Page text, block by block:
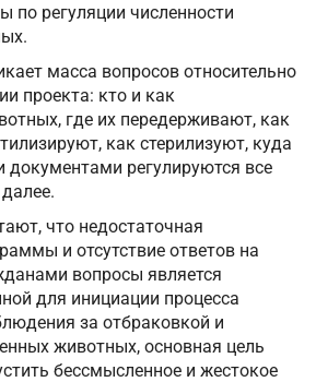
по регуляции численности
масса вопросов относительно
проекта: кто и как
где их передерживают, как
как стерилизуют, куда
регулируются все
что недостаточная
и отсутствие ответов на
вопросы является
для инициации процесса
за отбраковкой и
животных, основная цель
бессмысленное и жестокое